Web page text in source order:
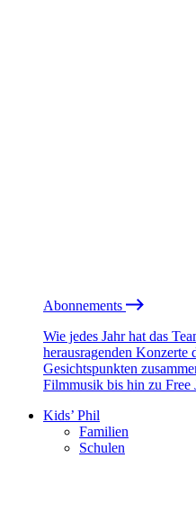
Abonnements
Wie jedes Jahr hat das
herausragenden Konzerte
Gesichtspunkten
Filmmusik bis hin zu Free
Kids’ Phil
Familien
Schulen